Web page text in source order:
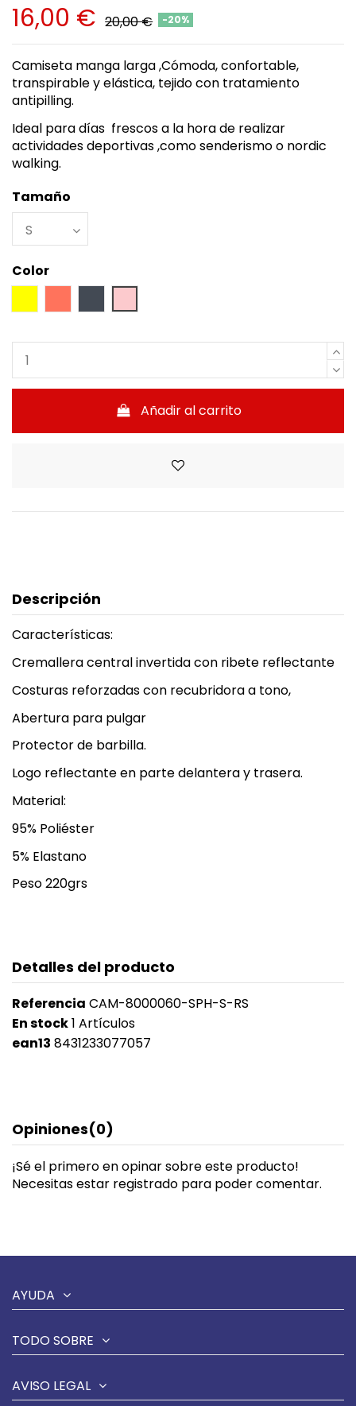
16,00 € 20,00 € -20%
Camiseta manga larga ,Cómoda, confortable,
transpirable y elástica, tejido con tratamiento
antipilling.
Ideal para días frescos a la hora de realizar
actividades deportivas ,como senderismo o nordic
walking.
Tamaño
Color
Añadir al carrito
Descripción
Características:
Cremallera central invertida con ribete reflectante
Costuras reforzadas con recubridora a tono,
Abertura para pulgar
Protector de barbilla.
Logo reflectante en parte delantera y trasera.
Material:
95% Poliéster
5% Elastano
Peso 220grs
Detalles del producto
Referencia CAM-8000060-SPH-S-RS
En stock1 Artículos
ean13 8431233077057
Opiniones(0)
¡Sé el primero en opinar sobre este producto!
Necesitas estar registrado para poder comentar.
AYUDA
TODO SOBRE
AVISO LEGAL